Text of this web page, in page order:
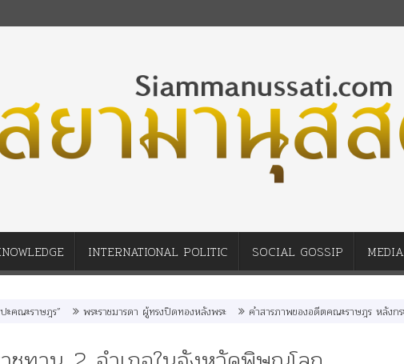
INTERNATIONAL POLITIC SOCIAL GOSSIP MEDIA
ราษฎร” พระราชมารดา ผู้ทรงปิดทองหลังพระ คำสารภาพของอดีตคณะราษฎร หลังกระทำมิ